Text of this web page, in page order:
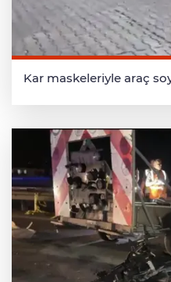
Kar maskeleriyle araç